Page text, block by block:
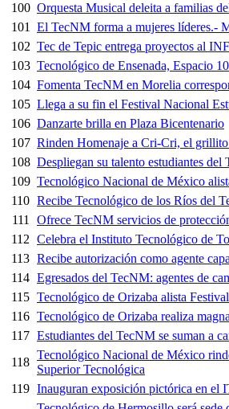
100 Orquesta Musical deleita a familias
101
El TecNM forma a mujeres líderes.-
102 Tec de Tepic entrega proyectos al
103 Tecnológico de Ensenada, Espacio
104 Fomenta TecNM en Morelia
105 Llega a su fin el Festival Nacional
106 Danzarte brilla en Plaza Bicentenario
107 Rinden Homenaje a Cri-Cri, el
108 Despliegan su talento estudiantes
109 Tecnológico Nacional de México
110 Recibe Tecnológico de los Ríos del
111
Ofrece TecNM servicios de
112 Celebra el Instituto Tecnológico de
113 Recibe autorización como agente
114 Egresados del TecNM: agentes de
115 Tecnológico de Orizaba alista
116 Tecnológico de Orizaba realiza
117 Estudiantes del TecNM se suman a
118
Tecnológico Nacional de México
Superior Tecnológica
119 Inauguran exposición pictórica en el